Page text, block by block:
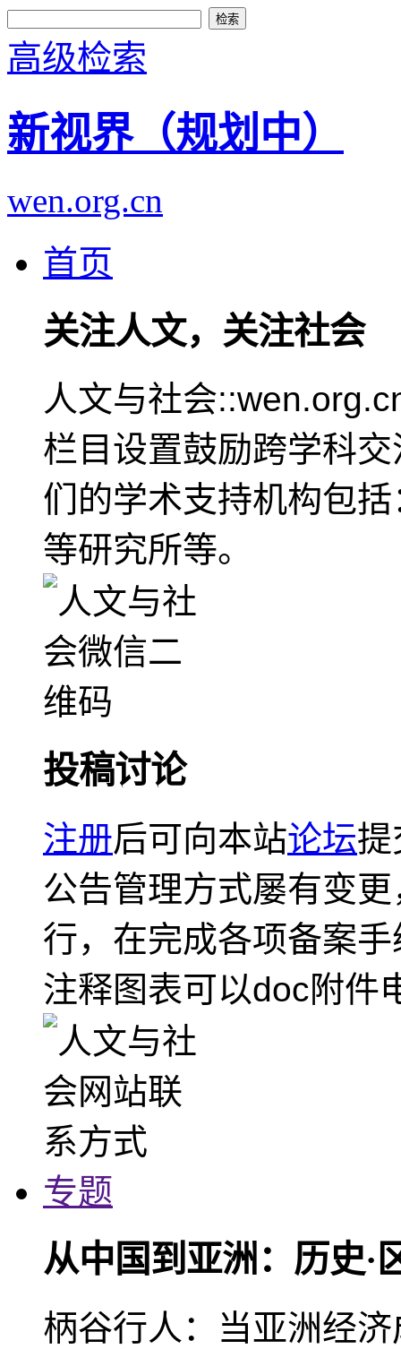
高级检索
新视界（规划中）
wen.org.cn
首页
关注人文，关注社会
人文与社会
栏目设置鼓励跨学科
们的学术支持机构包
等研究所等。
投稿讨论
注册后可向本站论坛提
公告管理方式屡有变
行，在完成各项备案
注释图表可以doc附件
专题
从中国到亚洲：历史·
柄谷行人：当亚洲经